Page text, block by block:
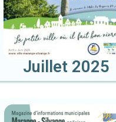
Juillet 2025